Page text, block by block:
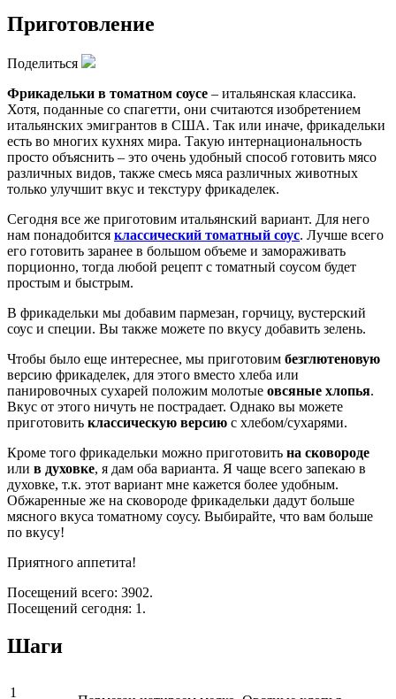
Приготовление
Поделиться
Фрикадельки в томатном соусе – итальянская классика.
Хотя, поданные со спагетти, они считаются изобретением
итальянских эмигрантов в США. Так или иначе, фрикадельки
есть во многих кухнях мира. Такую интернациональность
просто объяснить – это очень удобный способ готовить мясо
различных видов, также смесь мяса различных животных
только улучшит вкус и текстуру фрикаделек.
Сегодня все же приготовим итальянский вариант. Для него
нам понадобится классический томатный соус. Лучше всего
его готовить заранее в большом объеме и замораживать
порционно, тогда любой рецепт с томатный соусом будет
простым и быстрым.
В фрикадельки мы добавим пармезан, горчицу, вустерский
соус и специи. Вы также можете по вкусу добавить зелень.
Чтобы было еще интереснее, мы приготовим безглютеновую
версию фрикаделек, для этого вместо хлеба или
панировочных сухарей положим молотые овсяные хлопья.
Вкус от этого ничуть не пострадает. Однако вы можете
приготовить классическую версию с хлебом/сухарями.
Кроме того фрикадельки можно приготовить на сковороде
или в духовке, я дам оба варианта. Я чаще всего запекаю в
духовке, т.к. этот вариант мне кажется более удобным.
Обжаренные же на сковороде фрикадельки дадут больше
мясного вкуса томатному соусу. Выбирайте, что вам больше
по вкусу!
Приятного аппетита!
Посещений всего: 3902.
Посещений сегодня: 1.
Шаги
1